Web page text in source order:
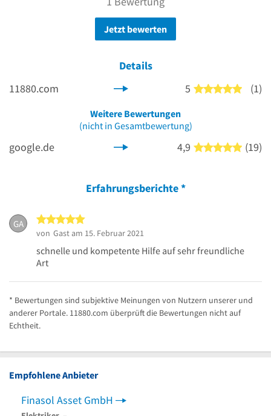
Jetzt bewerten
Details
11880.com
5 5 von
(1)
Weitere Bewertungen
(nicht in Gesamtbewertung)
google.de 4,9 5 von
(19)
Erfahrungsberichte*
GA
von Gast am 15. Februar 2021
schnelle und kompetente Hilfe auf sehr freundliche
Art
* Bewertungen sind subjektive Meinungen von Nutzern unserer und
anderer Portale. 11880.com überprüft die Bewertungen nicht auf
Echtheit.
Empfohlene Anbieter
Finasol Asset GmbH